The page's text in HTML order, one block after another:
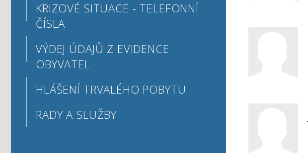
KRIZOVÉ SITUACE - TELEFONNÍ
ČÍSLA
VÝDEJ ÚDAJŮ Z EVIDENCE
OBYVATEL
HLÁŠENÍ TRVALÉHO POBYTU
RADY A SLUŽBY